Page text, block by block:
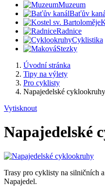
Muzeum
Baťův
Radnice
Cyklistika
Stezky
Úvodní stránka
Tipy na výlety
Pro cyklisty
Napajedelské cyklookruhy
Vytisknout
Napajedelské
Trasy pro cyklisty na silničních
Napajedel.